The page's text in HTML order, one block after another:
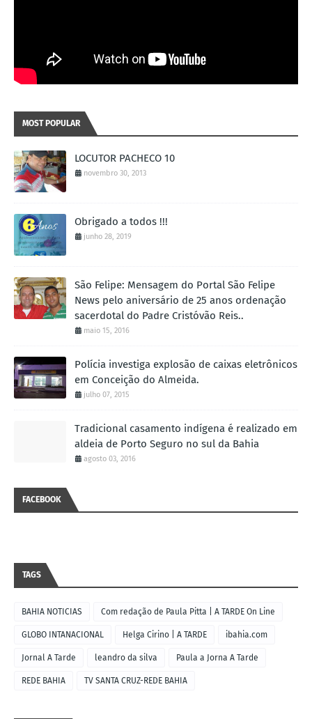
MOST POPULAR
LOCUTOR PACHECO 10
novembro 30, 2013
Obrigado a todos !!!
junho 28, 2019
São Felipe: Mensagem do Portal São Felipe
News pelo aniversário de 25 anos ordenação
sacerdotal do Padre Cristóvão Reis..
maio 15, 2016
Polícia investiga explosão de caixas eletrônicos
em Conceição do Almeida.
julho 07, 2015
Tradicional casamento indígena é realizado em
aldeia de Porto Seguro no sul da Bahia
agosto 03, 2016
FACEBOOK
TAGS
BAHIA NOTICIAS Com redação de Paula Pitta | A TARDE On Line
GLOBO INTANACIONAL Helga Cirino | A TARDE ibahia.com
Jornal A Tarde leandro da silva Paula a Jorna A Tarde
REDE BAHIA TV SANTA CRUZ-REDE BAHIA